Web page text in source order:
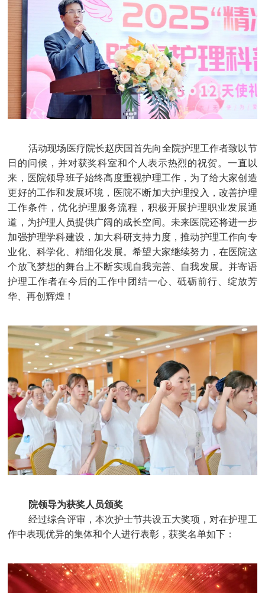
活动现场医疗院长赵庆国首先向全院护理工作者致以节
日的问候，并对获奖科室和个人表示热烈的祝贺。一直以
来，医院领导班子始终高度重视护理工作，为了给大家创造
更好的工作和发展环境，医院不断加大护理投入，改善护理
工作条件，优化护理服务流程，积极开展护理职业发展通
道，为护理人员提供广阔的成长空间。未来医院还将进一步
加强护理学科建设，加大科研支持力度，推动护理工作向专
业化、科学化、精细化发展。希望大家继续努力，在医院这
个放飞梦想的舞台上不断实现自我完善、自我发展。并寄语
护理工作者在今后的工作中团结一心、砥砺前行、绽放芳
华、再创辉煌！
院领导为获奖人员颁奖
经过综合评审，本次护士节共设五大奖项，对在护理工
作中表现优异的集体和个人进行表彰，获奖名单如下：